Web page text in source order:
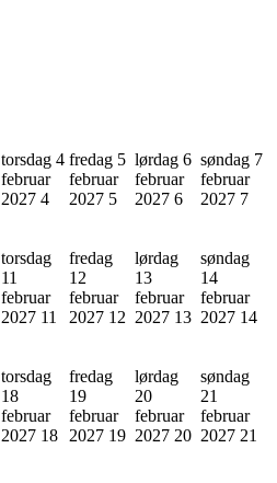
torsdag 4
februar
2027 4
fredag 5
februar
2027 5
lørdag 6
februar
2027 6
søndag 7
februar
2027 7
torsdag
11
februar
2027 11
fredag
12
februar
2027 12
lørdag
13
februar
2027 13
søndag
14
februar
2027 14
torsdag
18
februar
2027 18
fredag
19
februar
2027 19
lørdag
20
februar
2027 20
søndag
21
februar
2027 21